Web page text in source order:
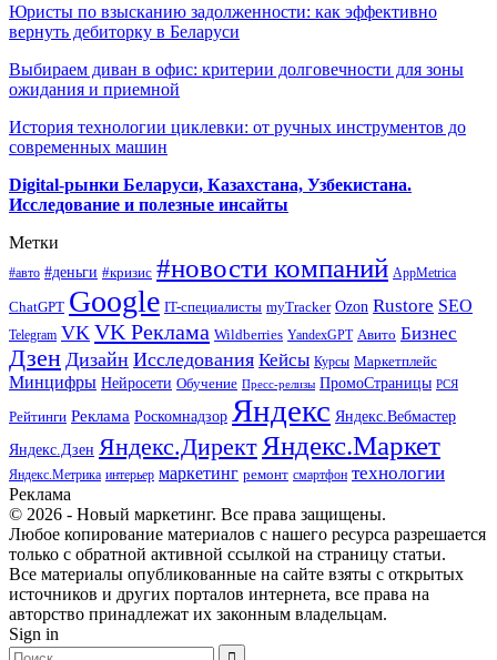
Юристы по взысканию задолженности: как эффективно
вернуть дебиторку в Беларуси
Выбираем диван в офис: критерии долговечности для зоны
ожидания и приемной
История технологии циклевки: от ручных инструментов до
современных машин
Digital-рынки Беларуси, Казахстана, Узбекистана.
Исследование и полезные инсайты
Метки
#авто #деньги #кризис #новости компаний AppMetrica
ChatGPT Google IT-специалисты myTracker Ozon Rustore SEO
Telegram VK VK Реклама Wildberries YandexGPT Авито Бизнес
Дзен Дизайн Исследования Кейсы Курсы Маркетплейс
Минцифры Нейросети Обучение Пресс-релизы ПромоСтраницы РСЯ
Рейтинги Реклама Роскомнадзор Яндекс Яндекс.Вебмастер
Яндекс.Дзен Яндекс.ДиректЯндекс.Маркет
Яндекс.Метрика интерьер маркетинг ремонт смартфон технологии
Реклама
© 2026 - Новый маркетинг. Все права защищены.
Любое копирование материалов с нашего ресурса разрешается
только с обратной активной ссылкой на страницу статьи.
Все материалы опубликованные на сайте взяты с открытых
источников и других порталов интернета, все права на
авторство принадлежат их законным владельцам.
Sign in